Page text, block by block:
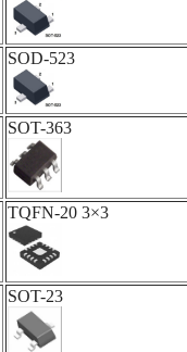
SOD-523
SOT-363
TQFN-20 3×3
SOT-23